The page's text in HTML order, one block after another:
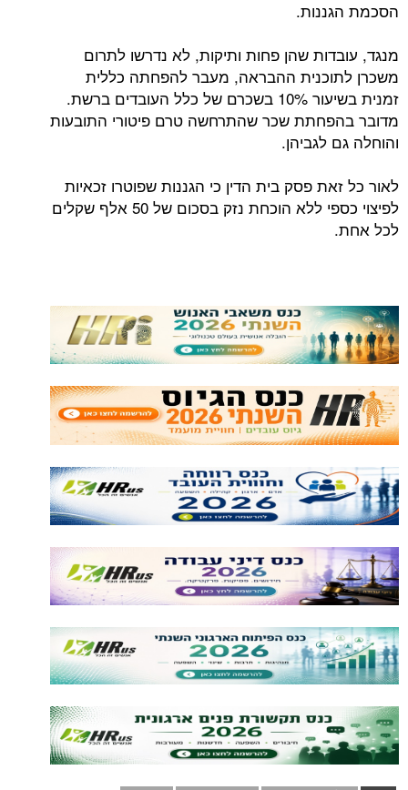
הסכמת הגננות.
מנגד, עובדות שהן פחות ותיקות, לא נדרשו לתרום
משכרן לתוכנית ההבראה, מעבר להפחתה כללית
זמנית בשיעור 10% בשכרם של כלל העובדים ברשת.
מדובר בהפחתת שכר שהתרחשה טרם פיטורי התובעות
והוחלה גם לגביהן.
לאור כל זאת פסק בית הדין כי הגננות שפוטרו זכאיות
לפיצוי כספי ללא הוכחת נזק בסכום של 50 אלף שקלים
לכל אחת.